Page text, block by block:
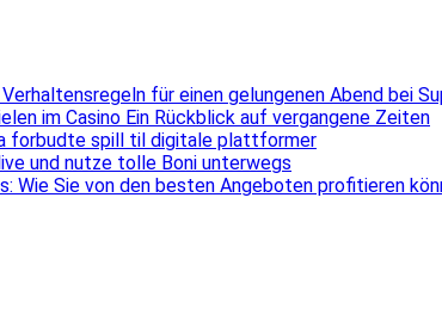
für einen gelungenen Abend bei
im Casino Ein Rückblick auf vergangene Zeiten
forbudte spill til digitale plattformer
und nutze tolle Boni unterwegs
Wie Sie von den besten Angeboten profitieren